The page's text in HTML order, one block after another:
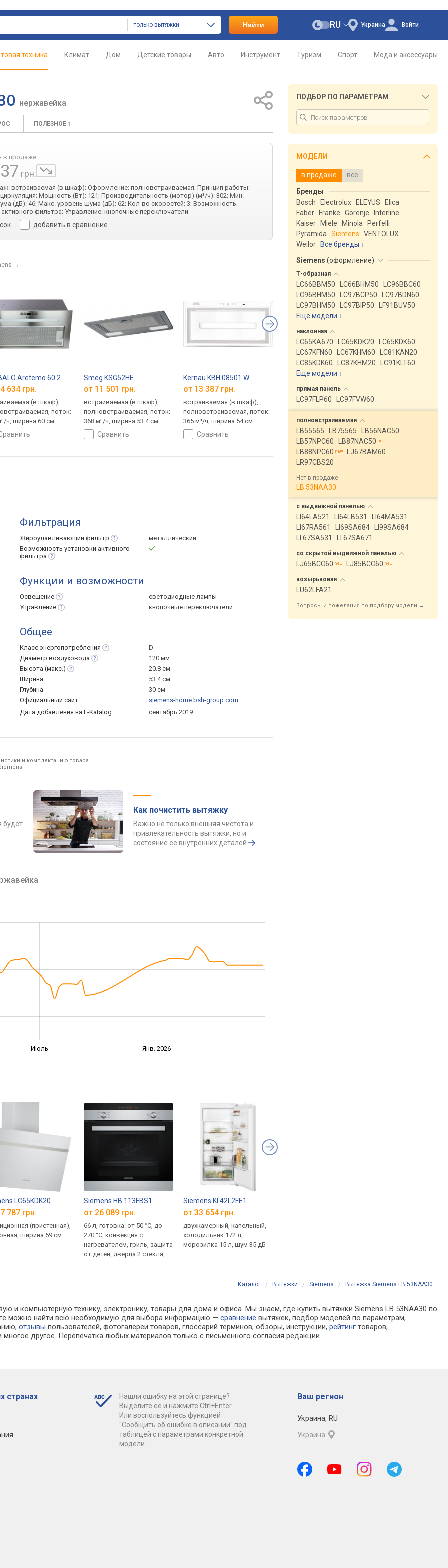
только вытяжки Найти Украина
RU Войти
техника Климат Дом Детские товары Авто Инструмент Туризм Спорт Мода и аксессуары
нержавейка
ПОЛЕЗНОЕ 1
в продаже
грн.
встраиваемая (в шкаф); Оформление: полновстраиваемая; Принцип работы:
Мощность (Вт): 121; Производительность (мотор) (м³/ч): 302; Мин.
(дБ): 46; Макс. уровень шума (дБ): 62; Кол-во скоростей: 3; Возможность
активного фильтра; Управление: кнопочные переключатели
добавить в сравнение
→
Aretemo 60.2
634 грн.
(в шкаф),
поток:
ч, ширина 60 см
сравнить
Smeg KSG52HE
от 11 501 грн.
встраиваемая (в шкаф),
полновстраиваемая, поток:
368 м³/ч, ширина 53.4 см
сравнить
Kernau KBH 08501 W
от 13 387 грн.
встраиваемая (в шкаф),
полновстраиваемая, поток:
365 м³/ч, ширина 54 см
сравнить
SeeNERGY Hit Line Vetro 52 BL
от 15 052 грн.
встраиваемая (в шкаф),
480 м³/ч, ширина 52 см
сравнить
Фильтрация
Жироулавливающий фильтр
металлический
Возможность установки активного
фильтра
Функции и возможности
Освещение
светодиодные лампы
Управление
кнопочные переключатели
Общее
Класс энергопотребления
D
Диаметр воздуховода
120 мм
Высота (макс.)
20.8 см
Ширина
53.4 см
Глубина
30 см
Официальный сайт
siemens-home.bsh-group.com
Дата добавления на E-Katalog
сентябрь 2019
и комплектацию товара
будет
Как почистить вытяжку
Важно не только внешняя чистота и
привлекательность вытяжки, но и
состояние ее внутренних деталей
Июль Янв. 2026
LC65KDK20
787 грн.
(пристенная),
ширина 59 см
Siemens HB 113FBS1
от 26 089 грн.
66 л, готовка: от 50 °C, до
270 °C, конвекция с
нагревателем, гриль, защита
от детей, дверца 2 стекла,
Siemens KI 42L2FE1
от 33 654 грн.
двухкамерный, капельный,
холодильник 172 л,
морозилка 15 л, шум 35 дБ
ПОДБОР ПО ПАРАМЕТРАМ
МОДЕЛИ
в продаже все
Бренды
Bosch
Electrolux ELEYUS
Elica
Faber
Franke Gorenje
Interline
Kaiser
Miele Minola
Perfelli
Pyramida
Siemens
VENTOLUX
Weilor
Все бренды
Siemens (оформление)
Т-образная
LC66BBM50 LC66BHM50
LC96BBC60
LC96BHM50
LC97BCP50
LC97BDN60
LC97BHM50
LC97BIP50
LF91BUV50
Еще модели ↓
наклонная
LC65KA670 LC65KDK20
LC65KDK60
LC67KFN60
LC67KHM60
LC81KAN20
LC85KDK60
LC87KHM20
LC91KLT60
Еще модели ↓
прямая панель
LC97FLP60 LC97FVW60
полновстраиваемая
LB55565 LB75565
LB56NAC50
LB57NPC60
LB87NAC50
LB88NPC60
LJ67BAM60
LR97CBS20
Нет в продаже
LB 53NAA30
с выдвижной панелью
LI64LA521 LI64LB531
LI64MA531
LI67RA561
LI69SA684
LI99SA684
LI 67SA531
LI 67SA671
со скрытой выдвижной панелью
LJ65BCC60 LJ85BCC60
козырьковая
LU62LFA21
Вопросы и пожелания по подбору модели →
Каталог / Вытяжки / Siemens / Вытяжка Siemens LB 53NAA30
и компьютерную технику, электронику, товары для дома и офиса. Мы знаем, где купить вытяжки Siemens LB 53NAA30 по
можно найти всю необходимую для выбора информацию —сравнение вытяжек, подбор моделей по параметрам,
отзывы пользователей, фотогалереи товаров, глоссарий терминов, обзоры, инструкции,рейтинг товаров,
многое другое. Перепечатка любых материалов только с письменного согласия редакции.
странах
Нашли ошибку на этой странице?
Выделите ее и нажмите Ctrl+Enter.
Или воспользуйтесь функцией
"Сообщить об ошибке в описании" под
таблицей с параметрами конкретной
модели.
Ваш регион
Украина, RU
Украина